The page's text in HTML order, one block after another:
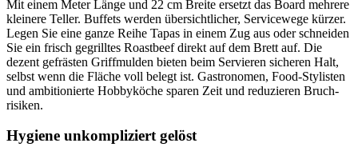
Mit einem Meter Länge und 22 cm Breite ersetzt das Board mehrere
kleinere Teller. Buffets werden übersichtlicher, Servicewege kürzer.
Legen Sie eine ganze Reihe Tapas in einem Zug aus oder schneiden
Sie ein frisch gegrilltes Roastbeef direkt auf dem Brett auf. Die
dezent gefrästen Griffmulden bieten beim Servieren sicheren Halt,
selbst wenn die Fläche voll belegt ist. Gastronomen, Food-Stylisten
und ambitionierte Hobbyköche sparen Zeit und reduzieren Bruch­
risiken.
Hygiene unkompliziert gelöst